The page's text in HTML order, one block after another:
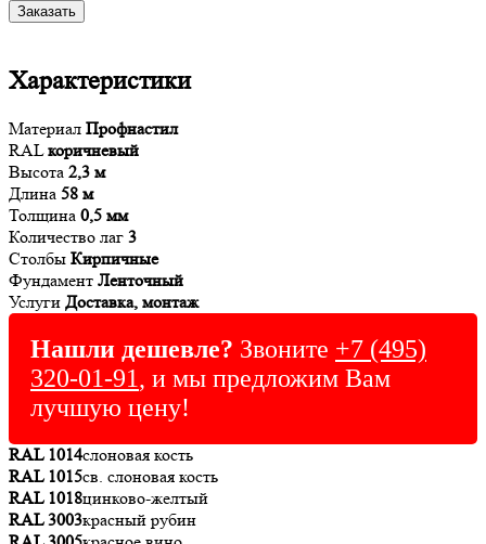
Заказать
Характеристики
Материал Профнастил
RALкоричневый
Высота 2,3 м
Длина 58 м
Толщина 0,5 мм
Количество лаг 3
Столбы Кирпичные
Фундамент Ленточный
Услуги Доставка, монтаж
Нашли дешевле? Звоните +7 (495)
320-01-91, и мы предложим Вам
лучшую цену!
RAL 1014слоновая кость
RAL 1015св. слоновая кость
RAL 1018цинково-желтый
RAL 3003красный рубин